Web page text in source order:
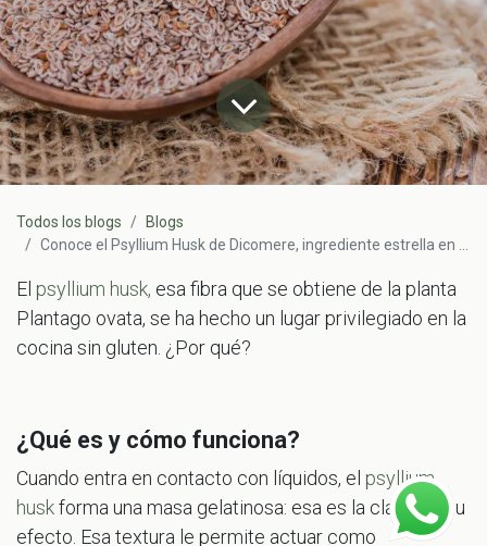
Todos los blogs
Blogs
Conoce el Psyllium Husk de Dicomere, ingrediente estrella en la cocina sin TACC
El psyllium husk, esa fibra que se obtiene de la planta
Plantago ovata, se ha hecho un lugar privilegiado en la
cocina sin gluten. ¿Por qué?
¿Qué es y cómo funciona?
Cuando entra en contacto con líquidos, el psyllium
huskforma una masa gelatinosa: esa es la clave de su
efecto. Esa textura le permite actuar como